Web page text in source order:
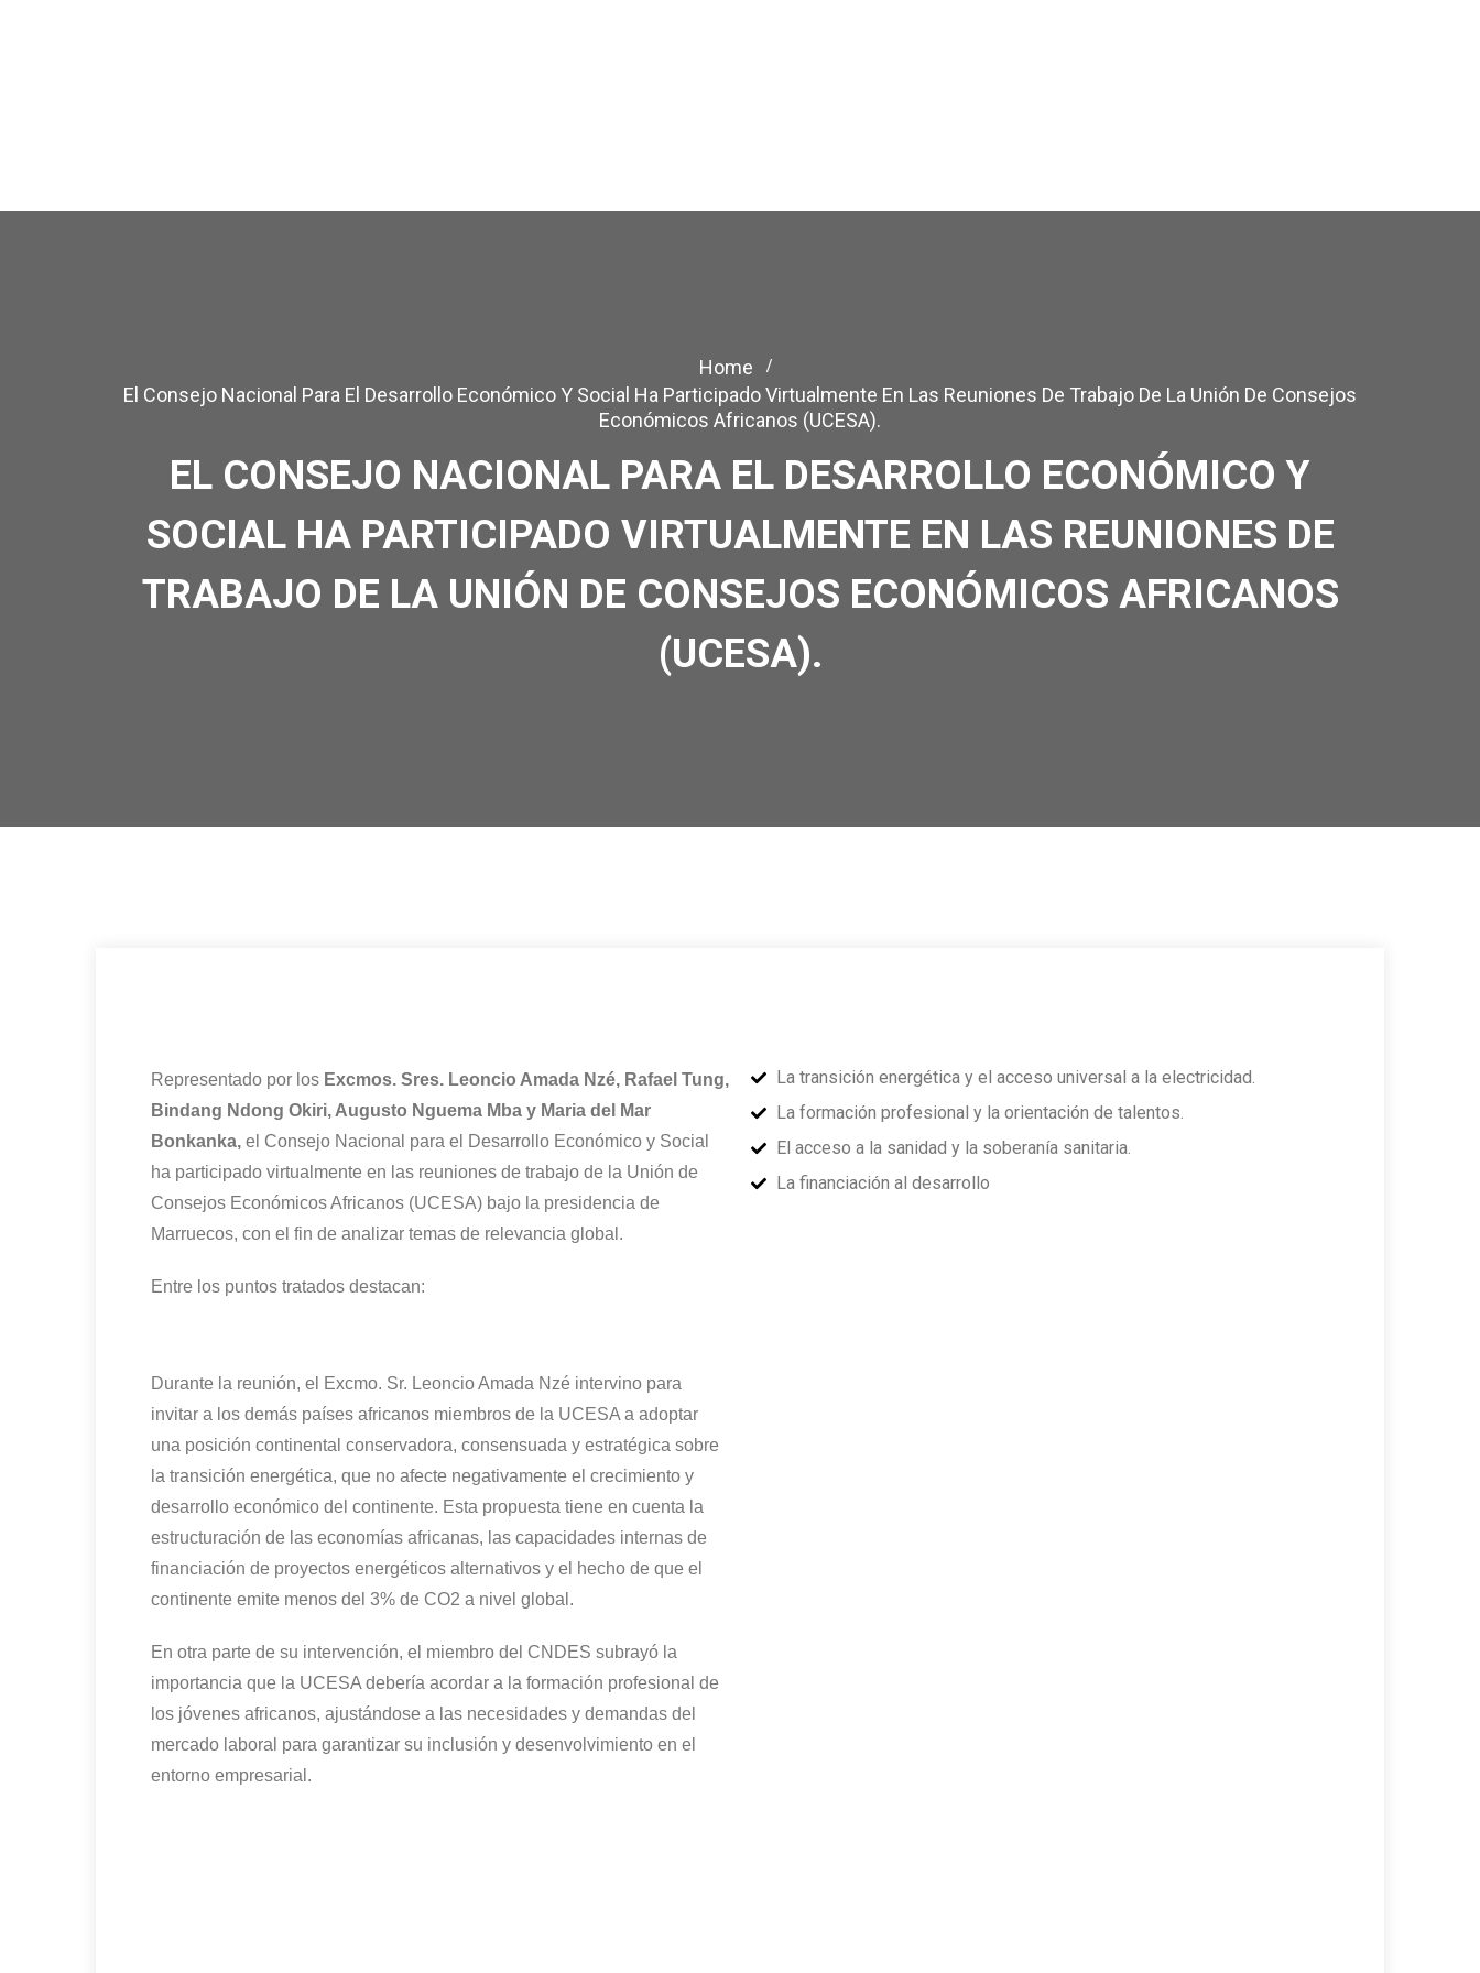
Home
El Consejo Nacional Para El Desarrollo Económico Y Social Ha Participado Virtualmente En Las Reuniones De Trabajo De La Unión De Consejos
Económicos Africanos (UCESA).
EL CONSEJO NACIONAL PARA EL DESARROLLO ECONÓMICO Y
SOCIAL HA PARTICIPADO VIRTUALMENTE EN LAS REUNIONES DE
TRABAJO DE LA UNIÓN DE CONSEJOS ECONÓMICOS AFRICANOS
(UCESA).
Representado por los Excmos. Sres. Leoncio Amada Nzé, Rafael Tung,
Bindang Ndong Okiri, Augusto Nguema Mba y Maria del Mar
Bonkanka, el Consejo Nacional para el Desarrollo Económico y Social
ha participado virtualmente en las reuniones de trabajo de la Unión de
Consejos Económicos Africanos (UCESA) bajo la presidencia de
Marruecos, con el fin de analizar temas de relevancia global.
Entre los puntos tratados destacan:
La transición energética y el acceso universal a la electricidad.
La formación profesional y la orientación de talentos.
El acceso a la sanidad y la soberanía sanitaria.
La financiación al desarrollo
Durante la reunión, el Excmo. Sr. Leoncio Amada Nzé intervino para
invitar a los demás países africanos miembros de la UCESA a adoptar
una posición continental conservadora, consensuada y estratégica sobre
la transición energética, que no afecte negativamente el crecimiento y
desarrollo económico del continente. Esta propuesta tiene en cuenta la
estructuración de las economías africanas, las capacidades internas de
financiación de proyectos energéticos alternativos y el hecho de que el
continente emite menos del 3% de CO2 a nivel global.
En otra parte de su intervención, el miembro del CNDES subrayó la
importancia que la UCESA debería acordar a la formación profesional de
los jóvenes africanos, ajustándose a las necesidades y demandas del
mercado laboral para garantizar su inclusión y desenvolvimiento en el
entorno empresarial.